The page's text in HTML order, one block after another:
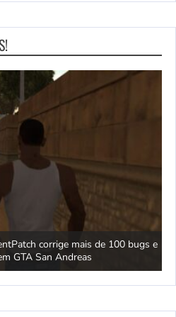
corrige mais de 100 bugs e
GTA San Andreas